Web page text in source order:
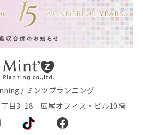
/ ミンツプランニング
目3−18 広尾オフィス・ビル10階